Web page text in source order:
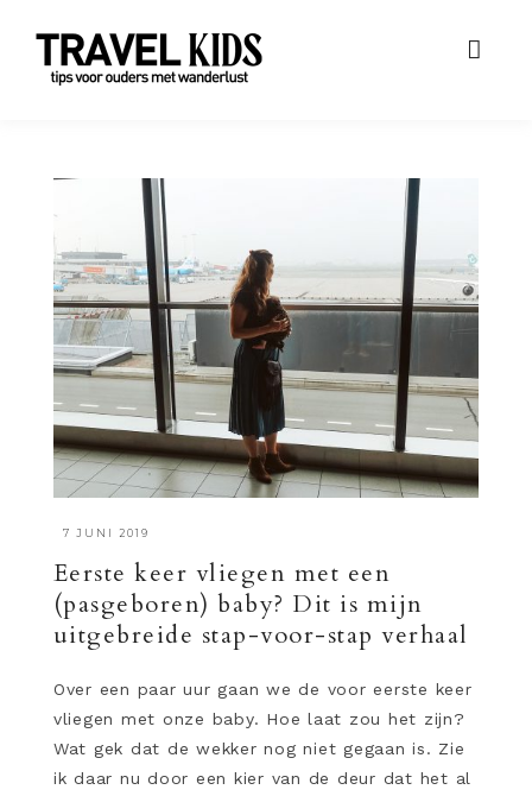
7 JUNI 2019
Eerste keer vliegen met een
(pasgeboren) baby? Dit is mijn
uitgebreide stap-voor-stap verhaal
Over een paar uur gaan we de voor eerste keer
vliegen met onze baby. Hoe laat zou het zijn?
Wat gek dat de wekker nog niet gegaan is. Zie
ik daar nu door een kier van de deur dat het al